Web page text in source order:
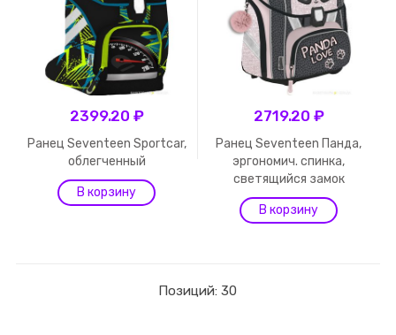
2399.20 ₽
Ранец Seventeen Sportcar,
облегченный
2719.20 ₽
Ранец Seventeen Панда,
эргономич. спинка,
светящийся замок
Позиций: 30